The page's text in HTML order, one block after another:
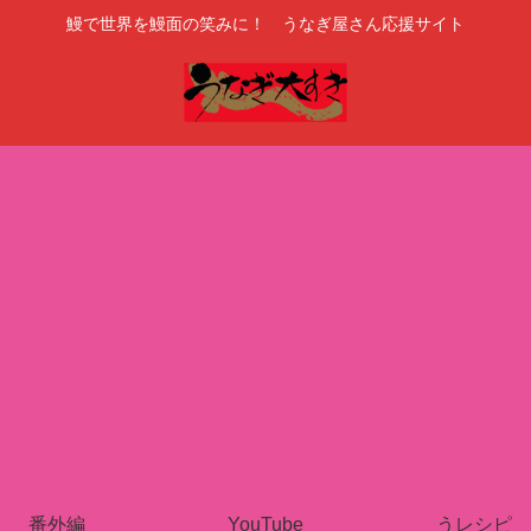
鰻で世界を鰻面の笑みに！ うなぎ屋さん応援サイト
番外編 YouTube うレシピ